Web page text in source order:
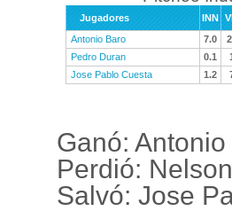
Jugadores INN
Antonio Baro
7.0
Pedro Duran
0.1
Jose Pablo Cuesta
1.2
Ganó:
Perdió:
Salvó: Jose